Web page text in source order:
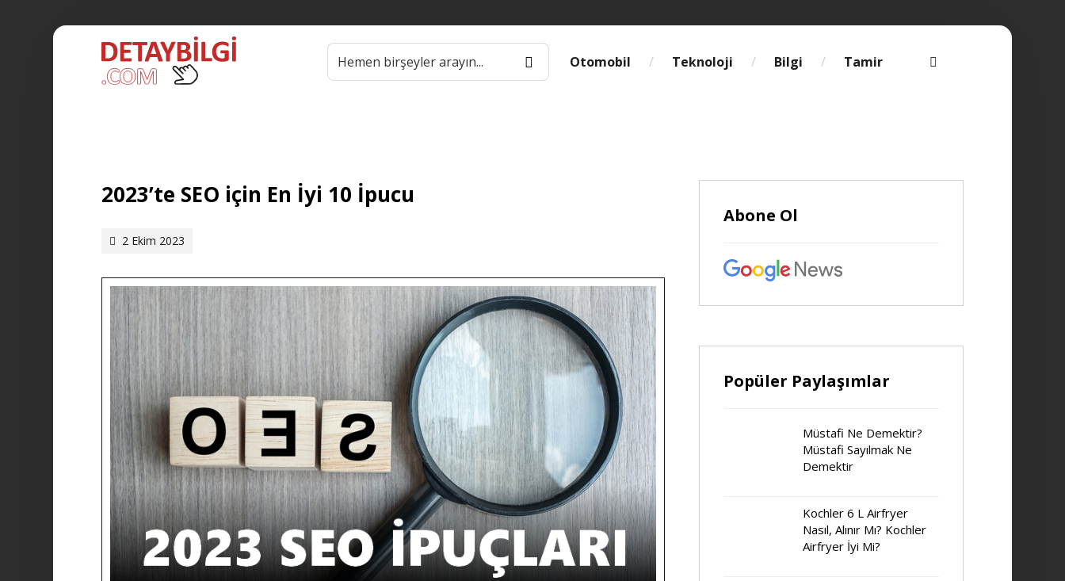
Otomobil Teknoloji Bilgi Tamir
2023’te SEO için En İyi 10 İpucu
2 Ekim 2023
Abone Ol
Popüler Paylaşımlar
Müstafi Ne Demektir?
Müstafi Sayılmak Ne
Demektir
Kochler 6 L Airfryer
Nasıl, Alınır Mı? Kochler
Airfryer İyi Mi?